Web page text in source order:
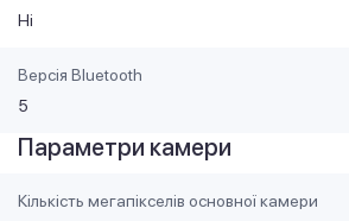
Ні
Версія Bluetooth
5
Параметри камери
Кількість мегапікселів основної камери